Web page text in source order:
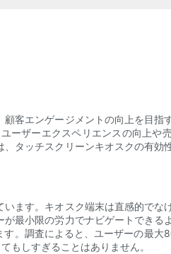
客エンゲージメントの向上を目指
ーザーエクスペリエンスの向上や
タッチスクリーンキオスクの有効
ます。キオスク端末は直感的でな
最小限の労力でナビゲートできる
。調査によると、ユーザーの最大
もしすぎることはありません。